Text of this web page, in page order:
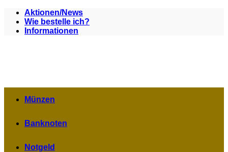
Zum
Inhalt
springen
Aktionen/News
Wie bestelle ich?
Informationen
Münzen
Banknoten
Notgeld